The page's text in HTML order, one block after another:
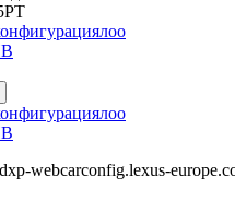
webcarconfig.lexus-